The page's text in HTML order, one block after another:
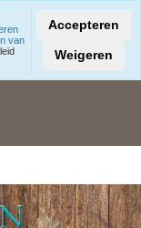
van
Accepteren
Weigeren